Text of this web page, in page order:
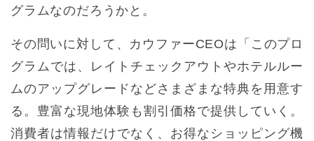
グラムなのだろうかと。
その問いに対して、カウファーCEOは「このプロ
グラムでは、レイトチェックアウトやホテルルー
ムのアップグレードなどさまざまな特典を用意す
る。豊富な現地体験も割引価格で提供していく。
消費者は情報だけでなく、お得なショッピング機